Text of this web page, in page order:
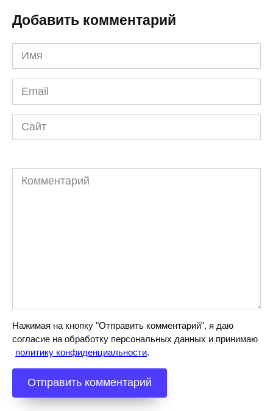
Добавить комментарий
Имя
*
Email
*
Сайт
Комментарий
Нажимая на кнопку "Отправить комментарий", я даю
согласие на обработку персональных данных и принимаю
политику конфиденциальности.